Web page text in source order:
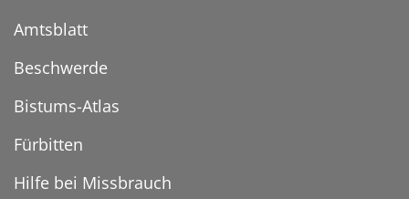
Amtsblatt
Beschwerde
Bistums-Atlas
Fürbitten
Hilfe bei Missbrauch